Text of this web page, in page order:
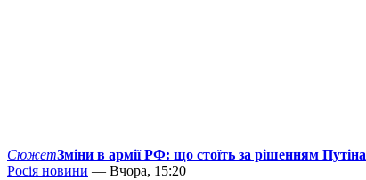
СюжетЗміни в армії РФ: що стоїть за рішенням Путіна
Росія новини — Вчора, 15:20